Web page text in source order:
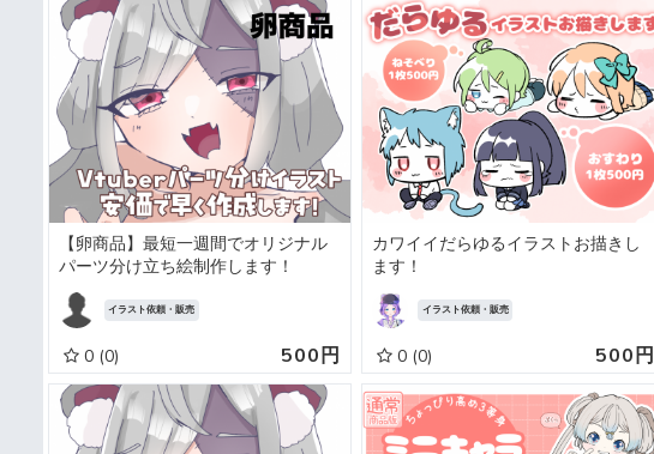
【卵商品】最短一週間でオリジナル
パーツ分け立ち絵制作します！
イラスト依頼・販売
0 (0) 500円
カワイイだらゆるイラストお描きし
ます！
イラスト依頼・販売
0 (0) 500円